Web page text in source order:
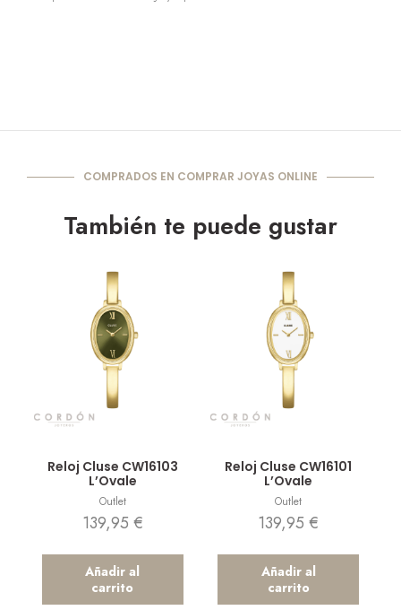
COMPRADOS EN COMPRAR JOYAS ONLINE
También te puede gustar
Reloj Cluse CW16103
L’Ovale
Outlet
139,95 €
Añadir al
carrito
Reloj Cluse CW16101
L’Ovale
Outlet
139,95€
Añadir al
carrito